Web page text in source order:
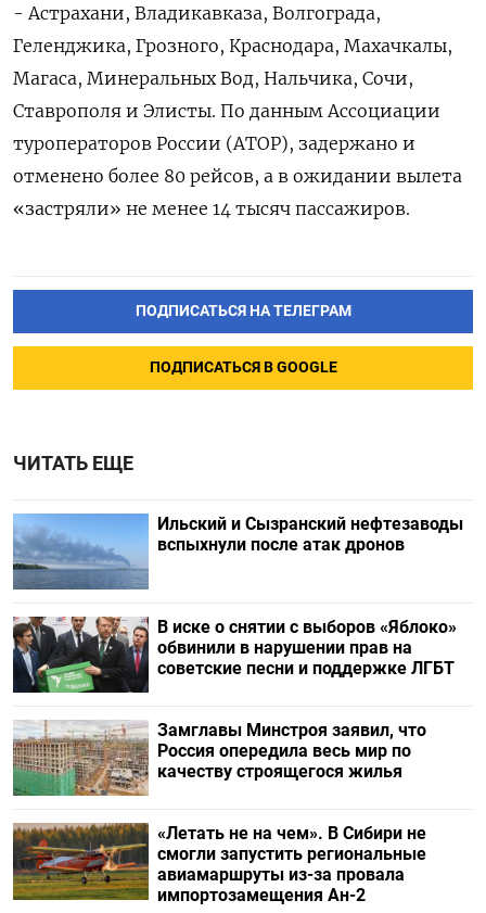
- Астрахани, Владикавказа, Волгограда,
Геленджика, Грозного, Краснодара, Махачкалы,
Магаса, Минеральных Вод, Нальчика, Сочи,
Ставрополя и Элисты. По данным Ассоциации
туроператоров России (АТОР), задержано и
отменено более 80 рейсов, а в ожидании вылета
«застряли» не менее 14 тысяч пассажиров.
ПОДПИСАТЬСЯ НА ТЕЛЕГРАМ
ПОДПИСАТЬСЯ В GOOGLE
ЧИТАТЬ ЕЩЕ
Ильский и Сызранский нефтезаводы
вспыхнули после атак дронов
В иске о снятии с выборов «Яблоко»
обвинили в нарушении прав на
советские песни и поддержке ЛГБТ
Замглавы Минстроя заявил, что
Россия опередила весь мир по
качеству строящегося жилья
«Летать не на чем». В Сибири не
смогли запустить региональные
авиамаршруты из-за провала
импортозамещения Ан-2